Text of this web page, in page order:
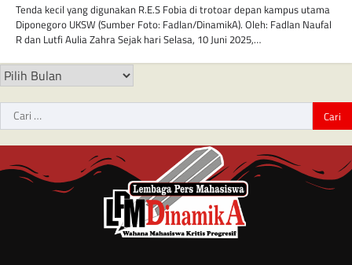
Tenda kecil yang digunakan R.E.S Fobia di trotoar depan kampus utama
Diponegoro UKSW (Sumber Foto: Fadlan/DinamikA). Oleh: Fadlan Naufal
R dan Lutfi Aulia Zahra Sejak hari Selasa, 10 Juni 2025,…